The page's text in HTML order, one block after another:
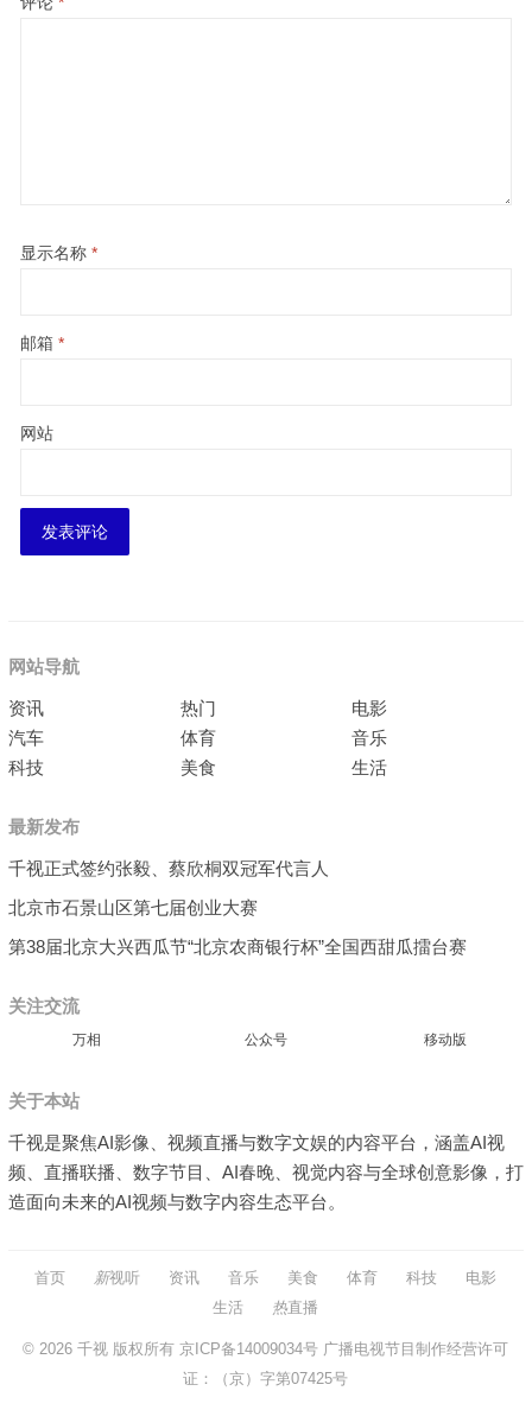
显示名称 *
邮箱 *
网站
网站导航
资讯 热门
电影
汽车
体育
音乐
科技
美食 生活
最新发布
千视正式签约张毅、蔡欣桐双冠军代言人
北京市石景山区第七届创业大赛
第38届北京大兴西瓜节“北京农商银行杯”全国西甜瓜擂台赛
关注交流
万相 公众号 移动版
关于本站
千视是聚焦AI影像、视频直播与数字文娱的内容平台，涵盖AI视
频、直播联播、数字节目、AI春晚、视觉内容与全球创意影像，打
造面向未来的AI视频与数字内容生态平台。
首页 新视听 资讯 音乐 美食 体育 科技
电影
生活
热直播
© 2026千视 版权所有京ICP备14009034号 广播电视节目制作经营许可
证：（京）字第07425号